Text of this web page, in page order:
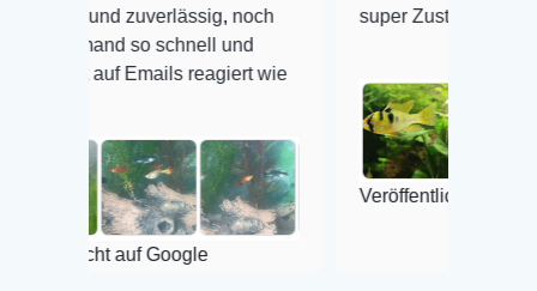
noch
schnell und
reagiert wie
super Zustand. Gerne wieder 😃
Veröffentlicht auf Google